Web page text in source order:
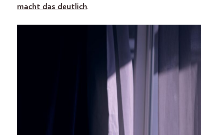
macht das deutlich.